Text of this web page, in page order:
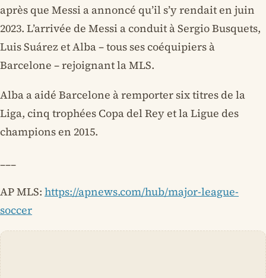
après que Messi a annoncé qu’il s’y rendait en juin
2023. L’arrivée de Messi a conduit à Sergio Busquets,
Luis Suárez et Alba – tous ses coéquipiers à
Barcelone – rejoignant la MLS.
Alba a aidé Barcelone à remporter six titres de la
Liga, cinq trophées Copa del Rey et la Ligue des
champions en 2015.
___
AP MLS: https://apnews.com/hub/major-league-
soccer